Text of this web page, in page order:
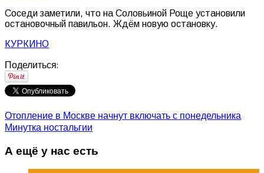
Соседи заметили, что на Соловьиной Роще установили
остановочный павильон. Ждём новую остановку.
КУРКИНО
Поделиться:
Отопление в Москве начнут включать с понедельника
Минутка ностальгии
А ещё у нас есть